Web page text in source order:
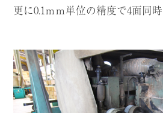
更に0.1ｍｍ単位の精度で4面同